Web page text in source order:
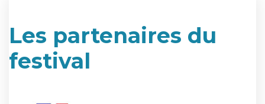
Les partenaires du
festival